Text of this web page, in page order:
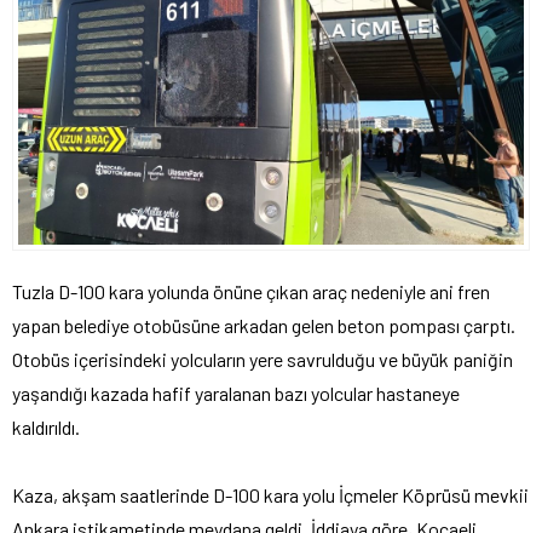
Tuzla D-100 kara yolunda önüne çıkan araç nedeniyle ani fren
yapan belediye otobüsüne arkadan gelen beton pompası çarptı.
Otobüs içerisindeki yolcuların yere savrulduğu ve büyük paniğin
yaşandığı kazada hafif yaralanan bazı yolcular hastaneye
kaldırıldı.
Kaza, akşam saatlerinde D-100 kara yolu İçmeler Köprüsü mevkii